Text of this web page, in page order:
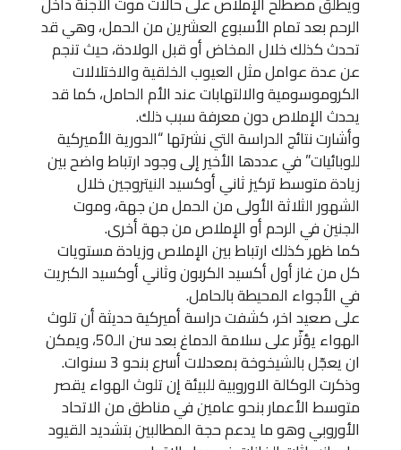
الرحم بعد تمام الأسبوع العشرين من الحمل، وهي قد
تحدث كذلك خلال المخاض أو قبل الولادة، حيث تنجم
عن عدة عوامل مثل العيوب الخلقية والاختلالات
الكروموسومية والالتهابات عند الأم الحامل، كما قد
يحدث الإملاص دون معرفة سبب ذلك.
وأشارت نتائج الدراسة التي نشرتها “الدورية الأميركية
للوبائيات” في عددها الأخير إلى وجود ارتباط واضح بين
زيادة متوسط تركيز ثاني أوكسيد النيتروجين خلال
الشهور الثلاثة الأولى من الحمل من جهة، وموت
الجنين في الرحم أو الإملاص من جهة أخرى.
كما ظهر كذلك ارتباط بين الإملاص وزيادة مستويات
كل من غاز أول أكسيد الكربون وثاني أوكسيد الكبريت
في الأجواء المحيطة بالحامل.
على صعيد اخر، كشفت دراسة أميركية حديثة أن تلوث
الهواء يؤثّر على سلامة الدماغ بعد سن الـ50، ويمكن
ان يعجّل بالشيخوخة بمعدلات أسرع بنحو 3 سنوات.
وذكرت الوكالة الاوروبية للبيئة إن تلوث الهواء يقصر
متوسط الأعمار بنحو عامين في مناطق من الاتحاد
الأوروبي وهو ما يدعم حجة المطالبين بتشديد القيود